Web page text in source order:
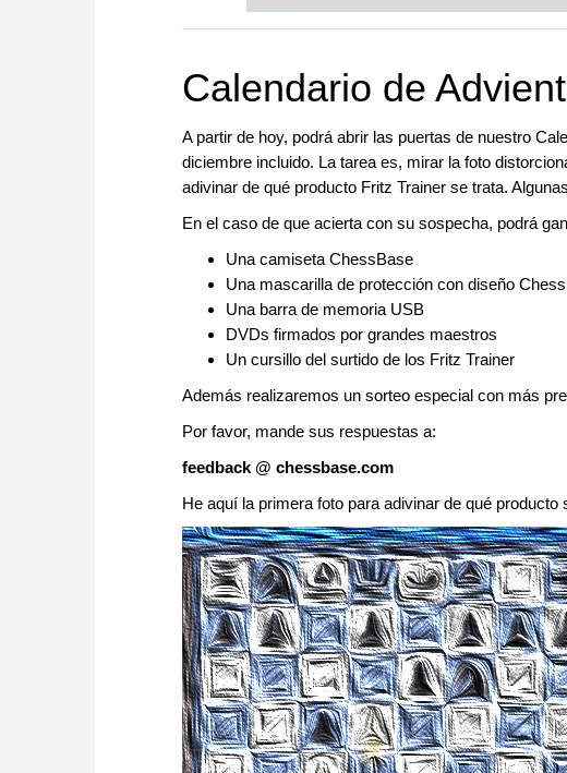
Calendario de
A partir de hoy, podrá abrir las puertas de nuestro
diciembre incluido. La tarea es, mirar la foto
adivinar de qué producto Fritz Trainer se trata.
En el caso de que acierta con su sospecha, podrá
Una camiseta ChessBase
Una mascarilla de protección con diseño
Una barra de memoria USB
DVDs firmados por grandes maestros
Un cursillo del surtido de los Fritz Trainer
Además realizaremos un sorteo especial con más
Por favor, mande sus respuestas a:
feedback @ chessbase.com
He aquí la primera foto para adivinar de qué producto